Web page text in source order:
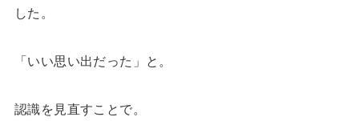
した。
「いい思い出だった」と。
認識を見直すことで。